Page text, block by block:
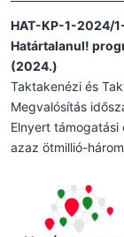
HAT-KP-1-2024/
Határtalanul!
(2024.)
Taktakenézi és
Megvalósítás
Elnyert
azaz ötmillió-